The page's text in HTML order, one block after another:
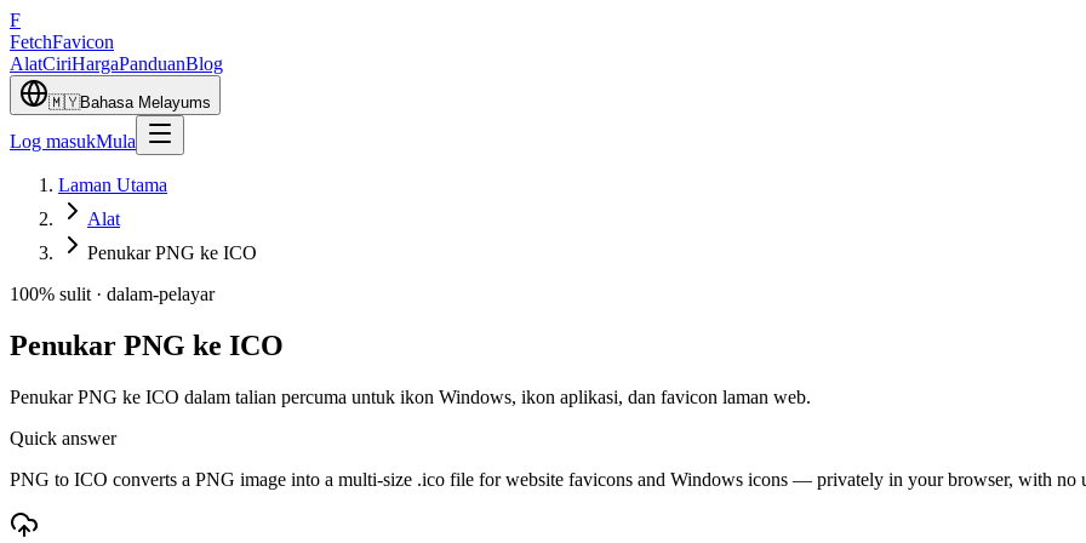
F
FetchFavicon
AlatCiriHargaPanduanBlog
🇲🇾Bahasa Melayums
Log masukMula
Laman Utama
Alat
Penukar PNG ke ICO
100% sulit · dalam-pelayar
Penukar PNG ke ICO
Penukar PNG ke ICO dalam talian percuma untuk ikon Windows, ikon aplikasi, dan favicon laman web.
Quick answer
PNG to ICO converts a PNG image into a multi-size .ico file for website favicons and Windows icons — privately in your browser, with no